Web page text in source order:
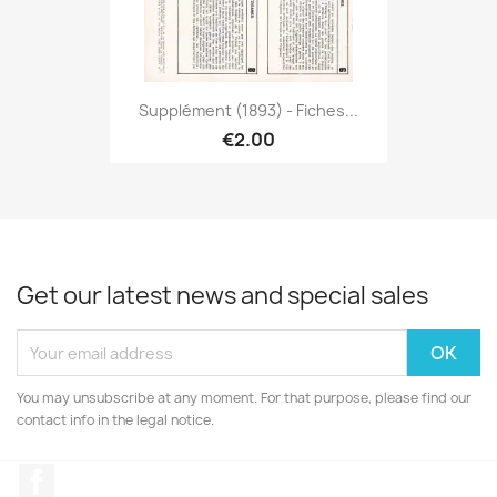
Supplément (1893) - Fiches...
€2.00
Get our latest news and special sales
You may unsubscribe at any moment. For that purpose, please find our
contact info in the legal notice.